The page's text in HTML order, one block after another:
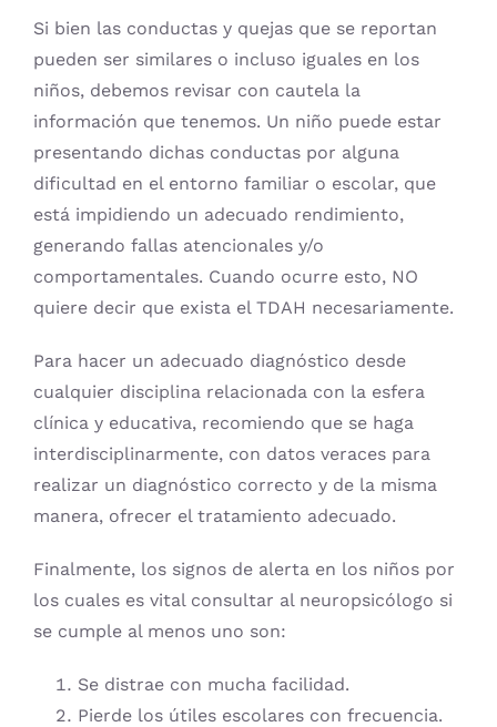
Si bien las conductas y quejas que se reportan
pueden ser similares o incluso iguales en los
niños, debemos revisar con cautela la
información que tenemos. Un niño puede estar
presentando dichas conductas por alguna
dificultad en el entorno familiar o escolar, que
está impidiendo un adecuado rendimiento,
generando fallas atencionales y/o
comportamentales. Cuando ocurre esto, NO
quiere decir que exista el TDAH necesariamente.
Para hacer un adecuado diagnóstico desde
cualquier disciplina relacionada con la esfera
clínica y educativa, recomiendo que se haga
interdisciplinarmente, con datos veraces para
realizar un diagnóstico correcto y de la misma
manera, ofrecer el tratamiento adecuado.
Finalmente, los signos de alerta en los niños por
los cuales es vital consultar al neuropsicólogo si
se cumple al menos uno son:
Se distrae con mucha facilidad.
Pierde los útiles escolares con frecuencia.